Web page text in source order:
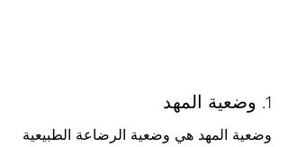
1. وضعية المهد
وضعية المهد هي وضعية الرضاعة الطبيعية